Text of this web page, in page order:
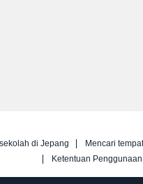
di Jepang Mencari
Ketentuan Penggunaan